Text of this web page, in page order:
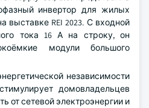
инвертор для жилых
выставке REI 2023. С входной
тока 16 А на строку, он
модули большого
независимости
домовладельцев
от сетевой электроэнергии и